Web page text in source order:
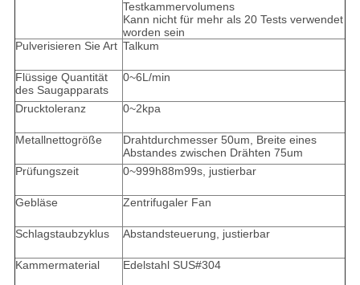
Testkammervolumens
Kann nicht für mehr als 20 Tests verwendet
worden sein
Pulverisieren Sie Art Talkum
Flüssige Quantität
des Saugapparats
0~6L/min
Drucktoleranz 0~2kpa
Metallnettogröße
Drahtdurchmesser 50um, Breite eines
Abstandes zwischen Drähten 75um
Prüfungszeit
0~999h88m99s, justierbar
Gebläse Zentrifugaler Fan
Schlagstaubzyklus Abstandsteuerung, justierbar
Kammermaterial Edelstahl SUS#304